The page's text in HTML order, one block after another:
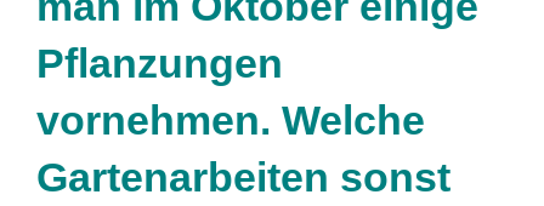
Pflanzungen
vornehmen. Welche
Gartenarbeiten sonst